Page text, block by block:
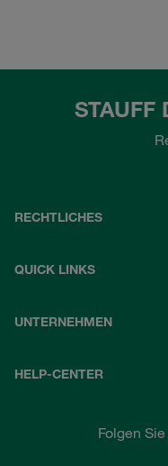
STAUFF
RECHTLICHES
QUICK LINKS
UNTERNEHMEN
HELP-CENTER
Folgen